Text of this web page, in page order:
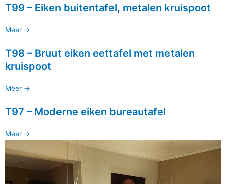
T99 – Eiken buitentafel, metalen kruispoot
Meer ->
T98 – Bruut eiken eettafel met metalen
kruispoot
Meer ->
T97 – Moderne eiken bureautafel
Meer ->